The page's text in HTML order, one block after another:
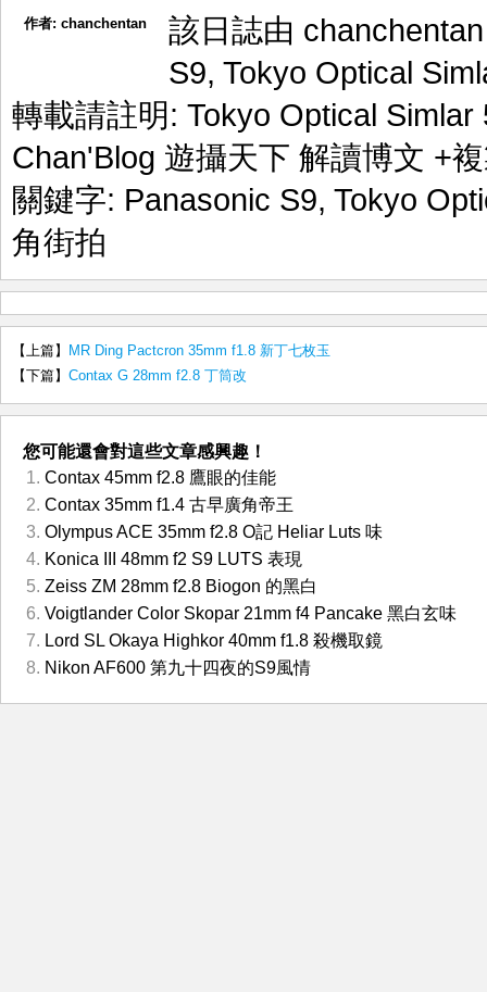
作者: chanchentan
該日誌由
S9, Tokyo Optical
轉載請註明: Tokyo Optical
Chan'Blog 遊攝天下 解讀博文 +
關鍵字: Panasonic S9, Tokyo
角街拍
【上篇】
MR Ding Pactcron 35mm f1.8 新丁七枚玉
【下篇】 Contax G 28mm f2.8 丁筒改
您可能還會對這些文章感興趣！
Contax 45mm f2.8 鷹眼的佳能
Contax 35mm f1.4 古早廣角帝王
Olympus ACE 35mm f2.8 O記 Heliar Luts 味
Konica III 48mm f2 S9 LUTS 表現
Zeiss ZM 28mm f2.8 Biogon 的黑白
Voigtlander Color Skopar 21mm f4 Pancake 黑白玄味
Lord SL Okaya Highkor 40mm f1.8 殺機取鏡
Nikon AF600 第九十四夜的S9風情